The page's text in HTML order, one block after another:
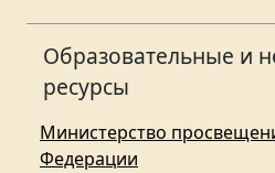
Образовательные и
ресурсы
Министерство
Федерации